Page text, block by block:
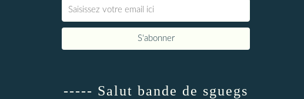
----- Salut bande de sguegs